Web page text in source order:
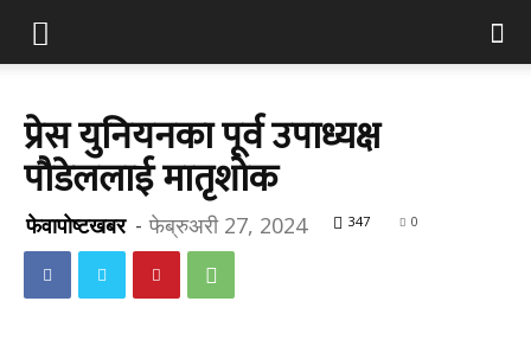
प्रेस युनियनका पूर्व उपाध्यक्ष
पौडेललाई मातृशोक
फेवापोष्टखबर - फेब्रुअरी 27, 2024 347 0